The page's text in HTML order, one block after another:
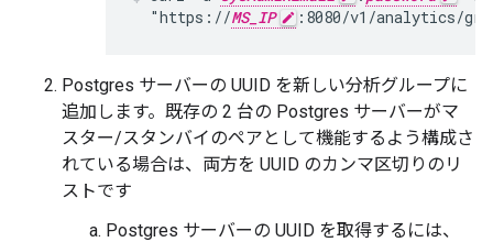
  "https://
MS_IP :8080/v1/analytics/
Postgres サーバーの UUID を新しい分析グループに
追加します。既存の 2 台の Postgres サーバーがマ
スター/スタンバイのペアとして機能するよう構成さ
れている場合は、両方を UUID のカンマ区切りのリ
ストです
Postgres サーバーの UUID を取得するには、